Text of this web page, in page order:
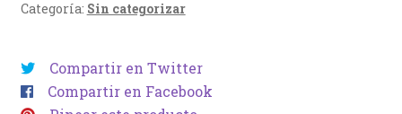
Categoría: Sin categorizar
Compartir en Twitter
Compartir en Facebook